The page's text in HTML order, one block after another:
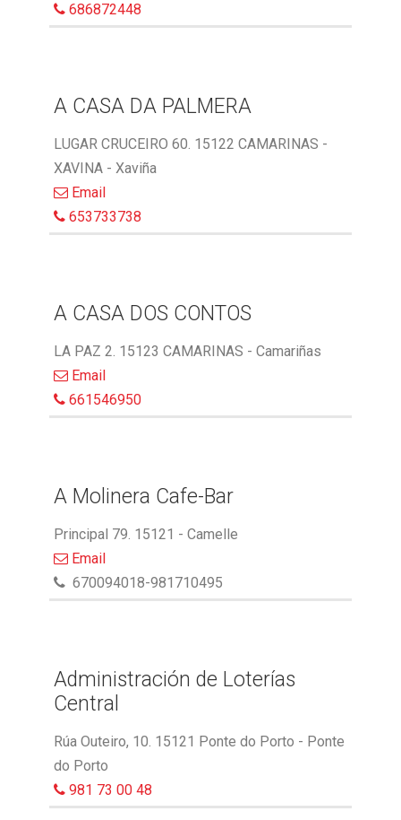
686872448
A CASA DA PALMERA
LUGAR CRUCEIRO 60. 15122 CAMARINAS -
XAVINA - Xaviña
Email
653733738
A CASA DOS CONTOS
LA PAZ 2. 15123 CAMARINAS - Camariñas
Email
661546950
A Molinera Cafe-Bar
Principal 79. 15121 - Camelle
Email
670094018-981710495
Administración de Loterías
Central
Rúa Outeiro, 10. 15121 Ponte do Porto - Ponte
do Porto
981 73 00 48